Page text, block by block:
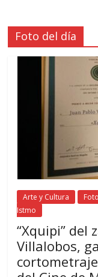
Foto del día
Arte y Cultura
Istmo
“Xquipi” del
Villalobos,